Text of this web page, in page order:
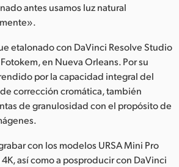
antes usamos luz natural
etalonado con DaVinci Resolve Studio
en Nueva Orleans. Por su
por la capacidad integral del
corrección cromática, también
de granulosidad con el propósito de
con los modelos URSA Mini Pro
así como a posproducir con DaVinci